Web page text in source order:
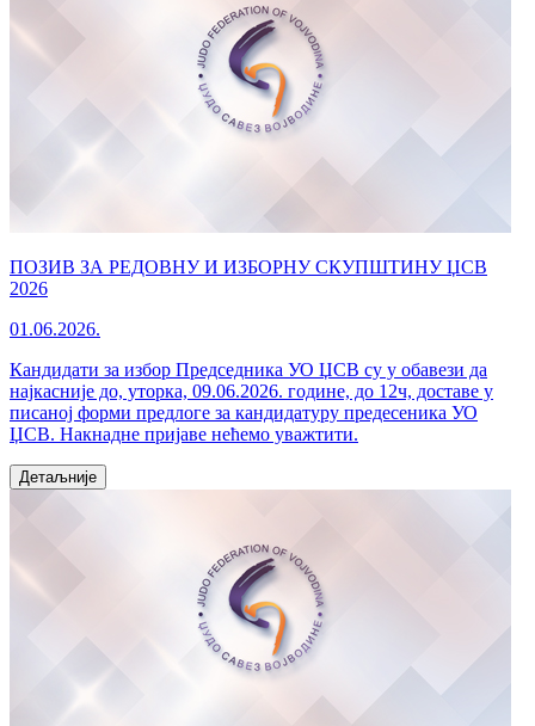
ПОЗИВ ЗА РЕДОВНУ И ИЗБОРНУ СКУПШТИНУ ЏСВ
2026
01.06.2026.
Кандидати за избор Председника УО ЏСВ су у обавези да
најкасније до, уторка, 09.06.2026. године, до 12ч, доставе у
писаној форми предлоге за кандидатуру предесеника УО
ЏСВ. Накнадне пријаве нећемо уважтити.
Детаљније